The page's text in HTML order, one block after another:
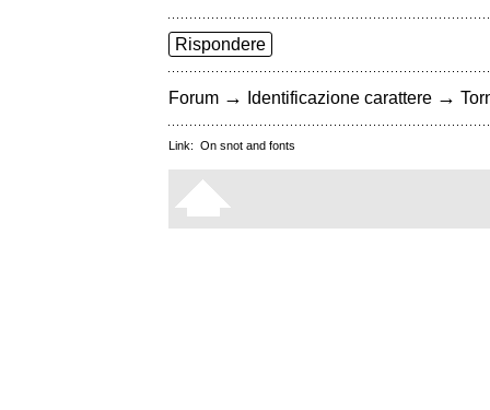
Rispondere
Forum → Identificazione carattere →
Link: On snot and fonts